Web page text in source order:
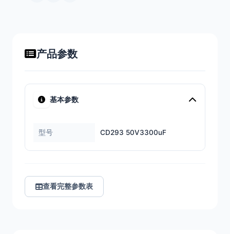
产品参数
基本参数
型号 CD293 50V3300uF
查看完整参数表